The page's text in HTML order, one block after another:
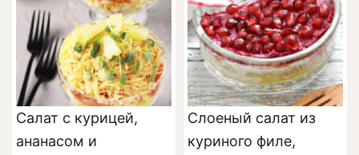
Салат с курицей,
ананасом и
Слоеный салат из
куриного филе,